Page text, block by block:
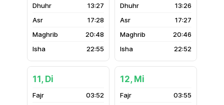
13:27
17:28
20:48
22:55
13:26
17:27
20:46
22:52
11, Di
03:52
12, Mi
03:55